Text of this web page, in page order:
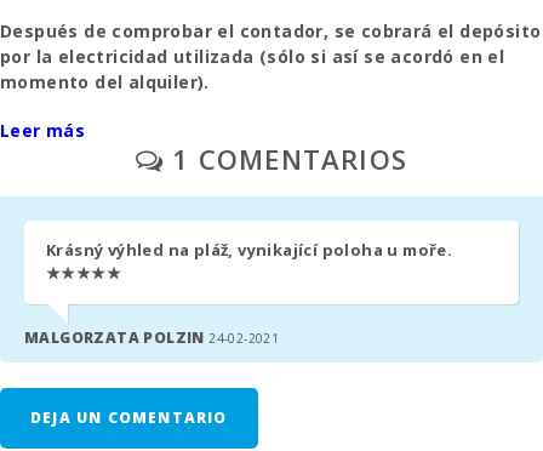
Ducha
exterior:
Cuarto de
baño - aseo ,
cabina ducha :
baño - aseo,
bidet, bañera :
Dormitorio
Después de comprobar el contador, se cobrará el depósito
por la electricidad utilizada (sólo si así se acordó en el
momento del alquiler).
- La limpieza final se paga por separado - 190 euros.
- Aparcamiento al aire libre - sin reservar.
- A solicitud previa: una cuna y una silla alta - 30€ por semana.
- Segunda cuna y trona - 10€ por día.
- En las habitaciones donde se puede añadir una cama extra y
Leer más
1 COMENTARIOS
Krásný výhled na pláž, vynikající poloha u moře.
★★★★★
MALGORZATA POLZIN24-02-2021
DEJA UN COMENTARIO